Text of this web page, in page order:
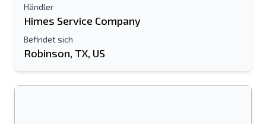
Händler
Himes Service Company
Befindet sich
Robinson, TX, US